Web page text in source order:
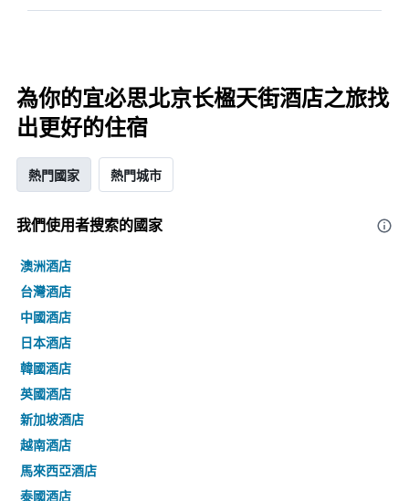
為你的宜必思北京长楹天街酒店之旅找
出更好的住宿
熱門國家 熱門城市
我們使用者搜索的國家
澳洲酒店
台灣酒店
中國酒店
日本酒店
韓國酒店
英國酒店
新加坡酒店
越南酒店
馬來西亞酒店
泰國酒店